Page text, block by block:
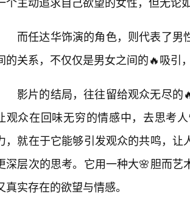
而任达华饰演的角色，则代表了
的关系，不仅仅是男女之间的🔥吸引
影片的结局，往往留给观众无尽
观众在回味无穷的情感中，去思考
，就在于它能够引发观众的共鸣，
深层次的思考。它用一种大🌸胆而
真实存在的欲望与情感。